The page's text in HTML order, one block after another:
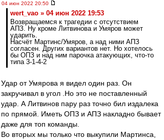
04 июн 2022 20:50
wert_vao » 04 июн 2022 19:53
Возвращаемся к трагедии с отсутствием
АПЗ. Ну кроме Литвинова и Умяров может
ударить.
Насчёт Мартинс/Умяров, а над ними АПЗ
согласен. Других вариантов нет. Но хотелось
бы ОПЗ и над ним парочка атакующих, что-то
типа 3-1-4-2
Удар от Умярова я видел один раз. Он
закручивал в угол .Но это не поставленный
удар. А Литвинов пару раз точно бил издалека
по прямой. Иметь ОПЗ и АПЗ накладно бывает
даже для топ команды.
Во вторых мы только что выкупили Мартинса,